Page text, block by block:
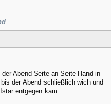
Abend Seite an Seite Hand in
der Abend schließlich wich und
entgegen kam.